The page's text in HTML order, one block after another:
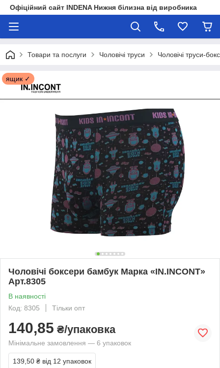
Офіційний сайт INDENA Нижня білизна від виробника
Товари та послуги Чоловічі труси Чоловічі труси-
ящик ✓
Чоловічі боксери бамбук Марка «IN.INCONT»
Арт.8305
В наявності
Код: 8305
Тільки опт
140,85 ₴/упаковка
Мінімальне замовлення — 6 упаковок
139,50 ₴ від 12 упаковок